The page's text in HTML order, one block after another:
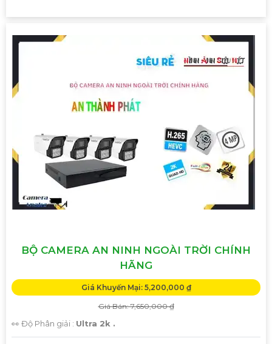
BỘ CAMERA AN NINH NGOÀI TRỜI CHÍNH
HÃNG
Giá Khuyến Mại: 5,200,000 ₫
Giá Bán: 7,650,000 ₫
👀 Độ Phân giải : Ultra 2k .